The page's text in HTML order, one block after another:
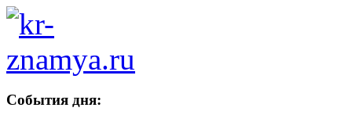
События дня: